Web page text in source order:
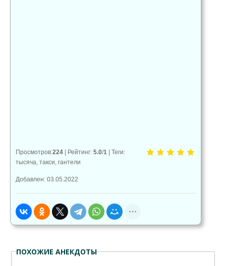
Просмотров:224 | Рейтинг: 5.0/1 | Теги:
тысяча такси гантели
Добавлен: 03.05.2022
ПОХОЖИЕ АНЕКДОТЫ